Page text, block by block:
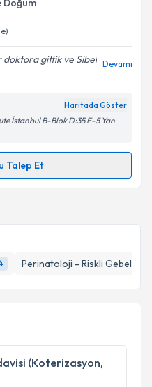
Perinatoloji - Riskli Gebelikler
ile bilgilendireceğiz.
ilişkin
Aydınlatma
verilerimin belirtilen
ediyorum.
Gönder
Doğum
doktora gittik ve Sibel Devamı
Haritada Göster
İstanbul B-Blok D:35 E-5 Yan
Talep Et
ile bilgilendireceğiz.
ilişkinAydınlatma
verilerimin belirtilen
kabul ediyorum.
(Koterizasyon,